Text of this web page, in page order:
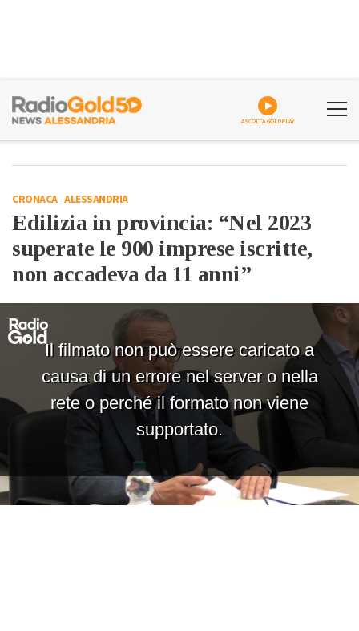
ASCOLTA GOLDPLAY
CRONACA-ALESSANDRIA
Edilizia in provincia: “Nel 2023
superate le 900 imprese iscritte,
non accadeva da 11 anni”